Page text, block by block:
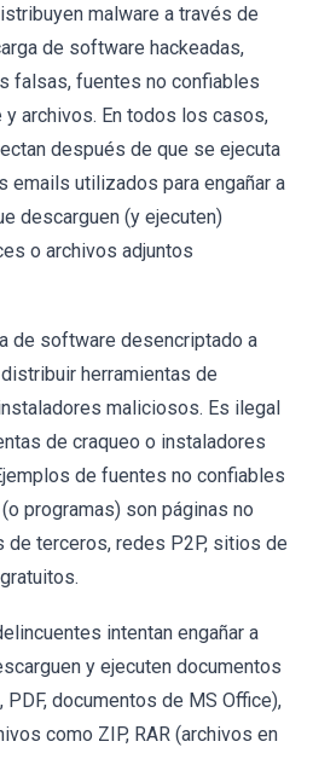
malware a través de
de software hackeadas,
falsas, fuentes no confiables
archivos. En todos los casos,
después de que se ejecuta
emails utilizados para engañar a
descarguen (y ejecuten)
o archivos adjuntos
de software desencriptado a
herramientas de
maliciosos. Es ilegal
de craqueo o instaladores
de fuentes no confiables
programas) son páginas no
terceros, redes P2P, sitios de
intentan engañar a
y ejecuten documentos
documentos de MS Office),
como ZIP, RAR (archivos en